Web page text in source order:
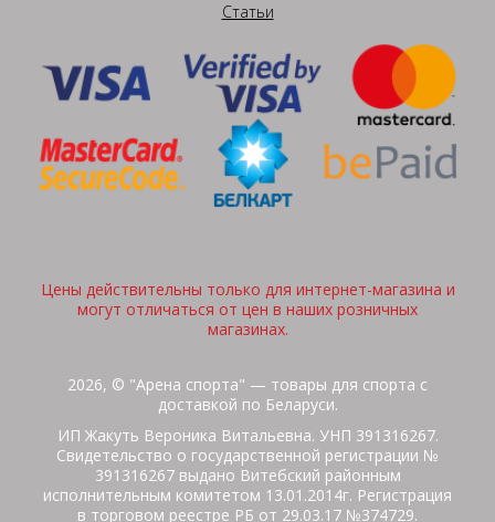
Статьи
Цены действительны только для интернет-магазина и
могут отличаться от цен в наших розничных
магазинах.
2026, © "Арена спорта" — товары для спорта с
доставкой по Беларуси.
ИП Жакуть Вероника Витальевна. УНП 391316267.
Свидетельство о государственной регистрации №
391316267 выдано Витебский районным
исполнительным комитетом 13.01.2014г. Регистрация
в торговом реестре РБ от 29.03.17 №374729.